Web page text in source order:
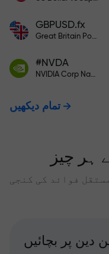
GBPUSD.fx
Great Britain Pound vs US Dollar
#NVDA
NVIDIA Corp Nasdaq Stock Exchange (Nasdaq) USD
تمام دیکھیں
ہر چیز
فوائد کی کنجی
دین پر بچائیں